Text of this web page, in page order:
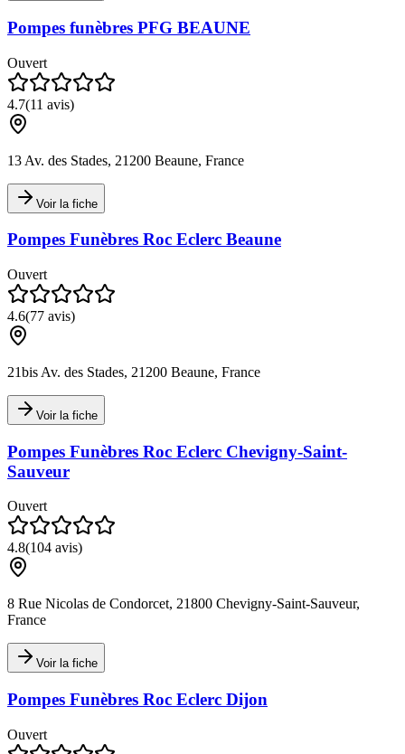
Pompes funèbres PFG BEAUNE
Ouvert
4.7(11 avis)
13 Av. des Stades, 21200 Beaune, France
Voir la fiche
Pompes Funèbres Roc Eclerc Beaune
Ouvert
4.6(77 avis)
21bis Av. des Stades, 21200 Beaune, France
Voir la fiche
Pompes Funèbres Roc Eclerc Chevigny-Saint-
Sauveur
Ouvert
4.8(104 avis)
8 Rue Nicolas de Condorcet, 21800 Chevigny-Saint-Sauveur,
France
Voir la fiche
Pompes Funèbres Roc Eclerc Dijon
Ouvert